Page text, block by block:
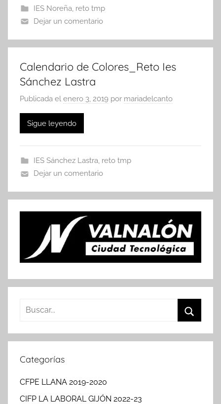
IES Noreña reto tmp
Dejar un comentario
Calendario de Colores_Reto Ies
Sánchez Lastra
Publicada el enero 3, 2019 por mariadelcanto
Sigue leyendo
IES Sánchez Lastra, reto tmp
Dejar un comentario
Buscar:
Categorías
CFPE LLANA 2019-2020
CIFP LA LABORAL GIJÓN 2022-23